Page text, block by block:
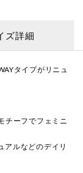
ズ詳細
タイプがリニュ
チーフでフェミニ
アルなどのデイリ